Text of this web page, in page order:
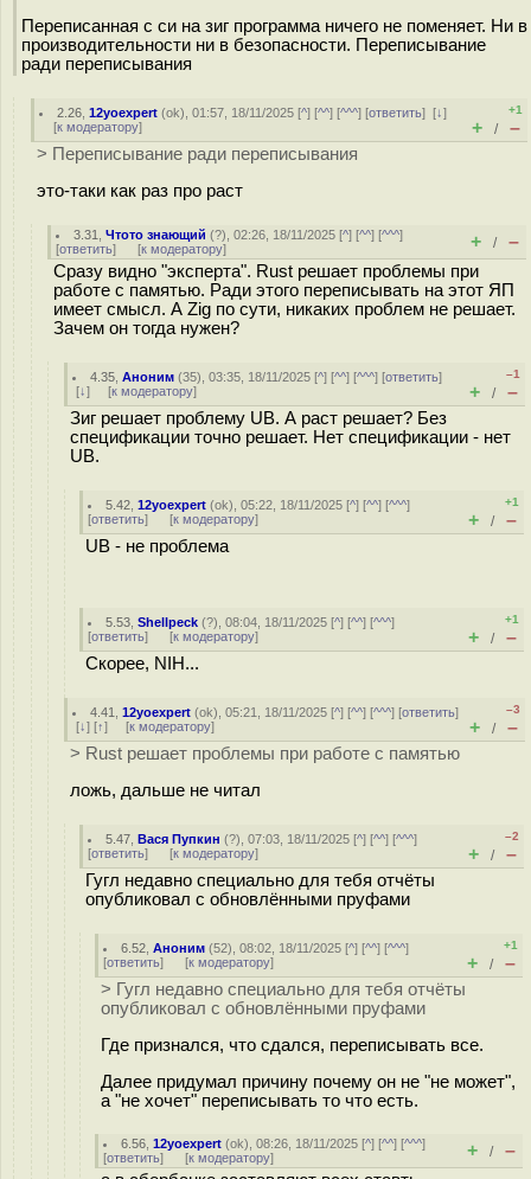
Переписанная с си на зиг программа ничего не поменяет. Ни в
производительности ни в безопасности. Переписывание
ради переписывания
2.26 ,12yoexpert (ok), 01:57, 18/11/2025 [^] [^^] [^^^] [ответить][↓]
[к модератору]
+1
+ / –
> Переписывание ради переписывания
это-таки как раз про раст
3.31 ,Чтото знающий (?), 02:26, 18/11/2025 [^] [^^] [^^^]
[ответить] [к модератору] + / –
Сразу видно "эксперта". Rust решает проблемы при
работе с памятью. Ради этого переписывать на этот ЯП
имеет смысл. А Zig по сути, никаких проблем не решает.
Зачем он тогда нужен?
4.35 ,Аноним (35), 03:35, 18/11/2025 [^] [^^] [^^^] [ответить]
[↓] [к модератору]
–1
+ / –
Зиг решает проблему UB. А раст решает? Без
спецификации точно решает. Нет спецификации - нет
UB.
5.42 ,12yoexpert (ok), 05:22, 18/11/2025 [^] [^^] [^^^]
[ответить] [к модератору]
+1
+ / –
UB - не проблема
5.53 ,Shellpeck (?), 08:04, 18/11/2025 [^] [^^] [^^^]
[ответить] [к модератору]
+1
+ / –
Скорее, NIH...
4.41 ,12yoexpert (ok), 05:21, 18/11/2025 [^] [^^] [^^^] [ответить]
[↓] [↑] [к модератору]
–3
+ / –
> Rust решает проблемы при работе с памятью
ложь, дальше не читал
5.47 ,Вася Пупкин (?), 07:03, 18/11/2025 [^] [^^] [^^^]
[ответить] [к модератору]
–2
+ / –
Гугл недавно специально для тебя отчёты
опубликовал с обновлёнными пруфами
6.52 ,Аноним (52), 08:02, 18/11/2025 [^] [^^] [^^^]
[ответить] [к модератору]
+1
+ / –
> Гугл недавно специально для тебя отчёты
опубликовал с обновлёнными пруфами
Где признался, что сдался, переписывать все.
Далее придумал причину почему он не "не может",
а "не хочет" переписывать то что есть.
6.56 ,12yoexpert (ok), 08:26, 18/11/2025 [^] [^^] [^^^]
[ответить] [к модератору] + / –